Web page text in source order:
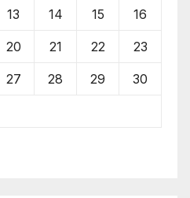
13 14 15 16
20 21 22 23
27 28 29 30